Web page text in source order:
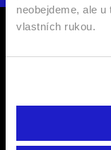
neobejdeme, ale
vlastních rukou.
Internetová